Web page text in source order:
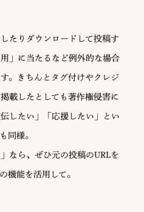
たりダウンロードして投稿す
」に当たるなど例外的な場合
。きちんとタグ付けやクレジ
載したとしても著作権侵害に
したい」「応援したい」とい
同様。
なら、ぜひ元の投稿のURLを
機能を活用して。